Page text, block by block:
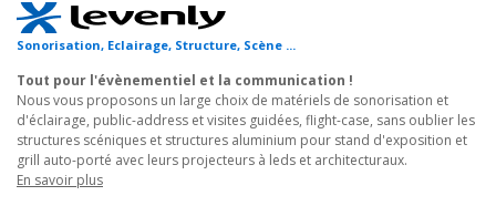
commande, et même les systèmes domotiques. Les utilisateurs
peuvent ajuster la couleur, l'intensité, et d'autres paramètres
d'éclairage pour créer des ambiances sur mesure, parfaites pour
des installations d'éclairage événementiel professionnelles.
Avec une puissance lumineuse de 1000 lumens, ce stroboscope
garantit unéclairage vifet efficace dans divers
environnements. Doté de
Sonorisation, Eclairage, Structure, Scène ...
Tout pour l'évènementiel et la communication !
Nous vous proposons un large choix de matériels de sonorisation et
d'éclairage, public-address et visites guidées, flight-case, sans oublier les
structures scéniques et structures aluminium pour stand d'exposition et
grill auto-porté avec leurs projecteurs à leds et architecturaux.
En savoir plus